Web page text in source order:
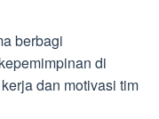
berbagi
di
dan motivasi tim